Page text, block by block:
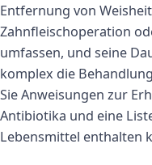
Entfernung von
Zahnfleischoperation
umfassen, und seine
komplex die
Sie Anweisungen zur
Antibiotika und eine
Lebensmittel enthalten